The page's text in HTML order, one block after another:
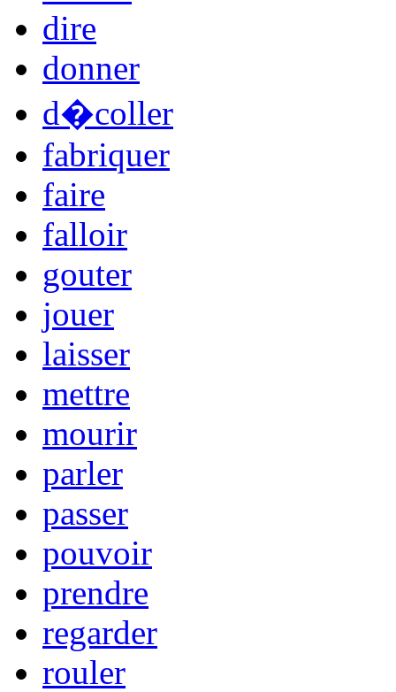
dire
donner
d�coller
fabriquer
faire
falloir
gouter
jouer
laisser
mettre
mourir
parler
passer
pouvoir
prendre
regarder
rouler